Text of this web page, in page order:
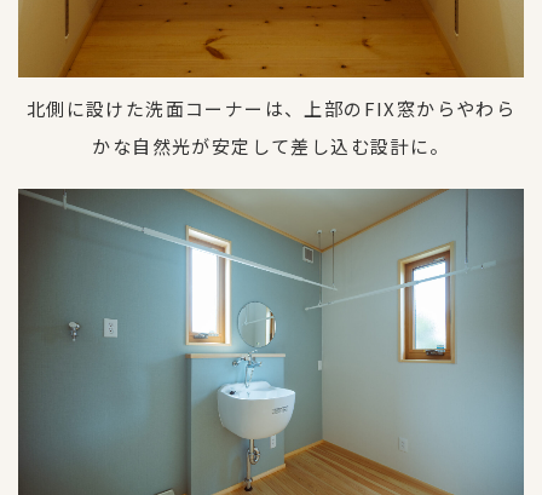
北側に設けた洗面コーナーは、上部のFIX窓からやわら
かな自然光が安定して差し込む設計に。